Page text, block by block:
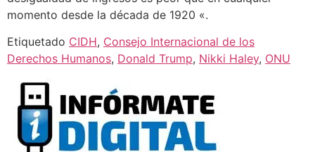
momento desde la década de 1920 «.
Etiquetado CIDH, Consejo Internacional de los
Derechos Humanos, Donald Trump, Nikki Haley, ONU